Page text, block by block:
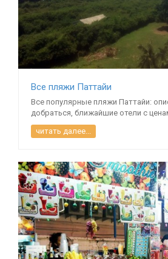
Все пляжи Паттайи
Все популярные пляжи Паттайи:
добраться, ближайшие отели с
читать далее...